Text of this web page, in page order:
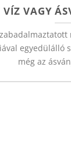
VÍZ VAGY
egyedülálló
még az